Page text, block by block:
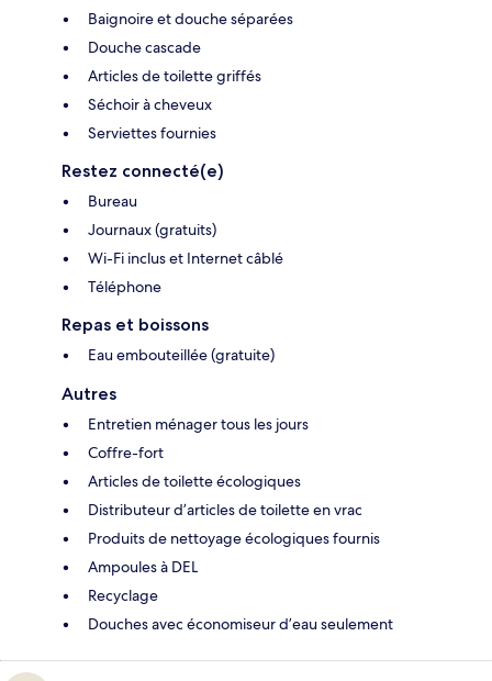
Baignoire et douche séparées
Douche cascade
Articles de toilette griffés
Séchoir à cheveux
Serviettes fournies
Restez connecté(e)
Bureau
Journaux (gratuits)
Wi-Fi inclus et Internet câblé
Téléphone
Repas et boissons
Eau embouteillée (gratuite)
Autres
Entretien ménager tous les jours
Coffre-fort
Articles de toilette écologiques
Distributeur d’articles de toilette en vrac
Produits de nettoyage écologiques fournis
Ampoules à DEL
Recyclage
Douches avec économiseur d’eau seulement